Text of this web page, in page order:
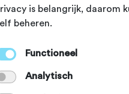
is belangrijk, daarom
beheren.
Functioneel
Analytisch